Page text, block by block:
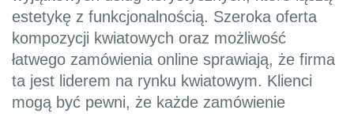
estetykę z funkcjonalnością. Szeroka oferta
kompozycji kwiatowych oraz możliwość
łatwego zamówienia online sprawiają, że firma
ta jest liderem na rynku kwiatowym. Klienci
mogą być pewni, że każde zamówienie